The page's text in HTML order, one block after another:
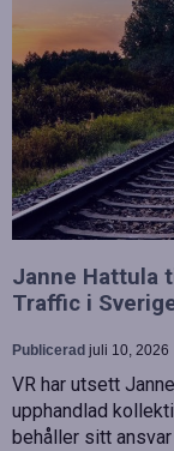
Janne Hattula
Traffic i
Publicerad juli 10, 2026
VR har utsett
upphandlad
behåller sitt